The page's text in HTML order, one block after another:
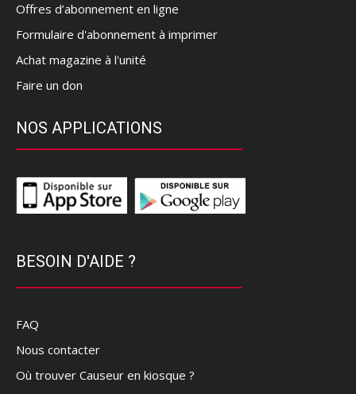
Offres d’abonnement en ligne
Formulaire d'abonnement à imprimer
Achat magazine à l'unité
Faire un don
NOS APPLICATIONS
BESOIN D'AIDE ?
FAQ
Nous contacter
Où trouver Causeur en kiosque ?